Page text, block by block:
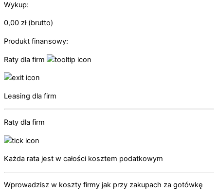
Wykup:
0,00 zł(brutto)
Produkt finansowy:
Raty dla firm
Leasing dla firm
Raty dla firm
Każda rata jest w całości kosztem podatkowym
Wprowadzisz w koszty firmy jak przy zakupach za gotówkę